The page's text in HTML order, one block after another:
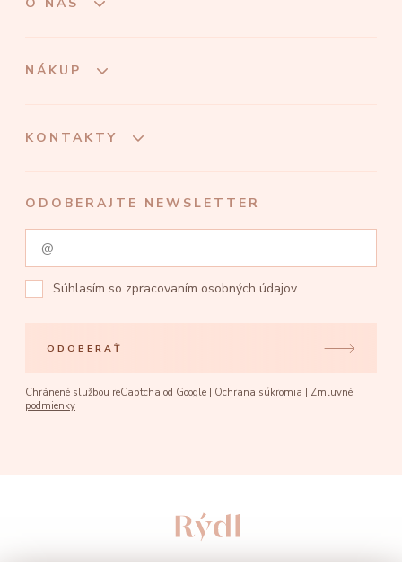
NÁKUP
KONTAKTY
ODOBERAJTE NEWSLETTER
Súhlasím so zpracovaním osobných údajov
ODOBERAŤ
Chránené službou reCaptcha od Google | Ochrana súkromia
Zmluvné
podmienky